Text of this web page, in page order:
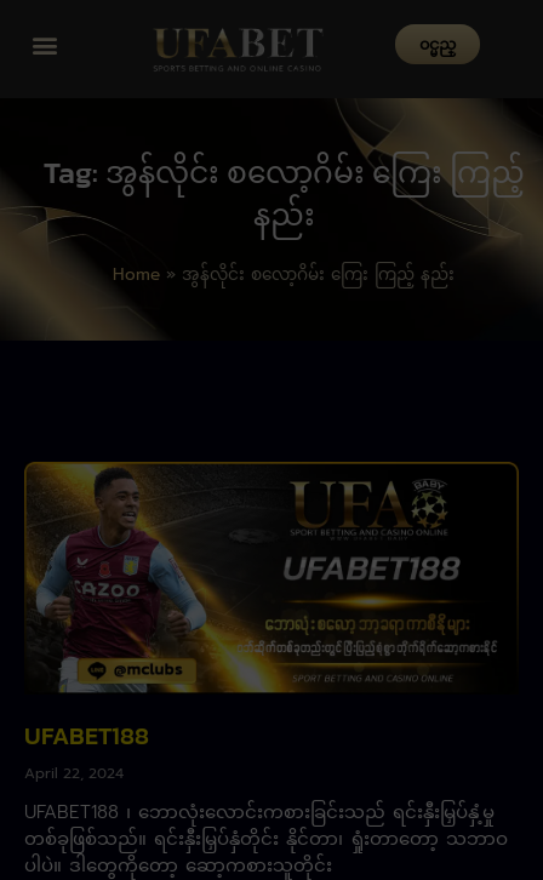
၀င္မည္
Tag: အွန်လိုင်း စလော့ဂိမ်း ကြေး ကြည့်
နည်း
Home » အွန်လိုင်း စလော့ဂိမ်း ကြေး ကြည့် နည်း
UFABET188
April 22, 2024
UFABET188 ၊ ဘောလုံးလောင်းကစားခြင်းသည် ရင်းနှီးမြှပ်နှံ့မှု
တစ်ခုဖြစ်သည်။ ရင်းနှီးမြှပ်နှံတိုင်း နိုင်တာ၊ ရှုံးတာတော့ သဘာဝ
ပါပဲ။ ဒါတွေကိုတော့ ဆော့ကစားသူတိုင်း